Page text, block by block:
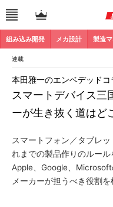
組み込み開発 メカ設計 製造
連載
スマートデバイス三
ーが生き抜く道はど
本田雅一のエンベデッドコ
スマートフォン／タブレ
れまでの製品作りのルール
Apple、Google、
メーカーが担うべき役割を